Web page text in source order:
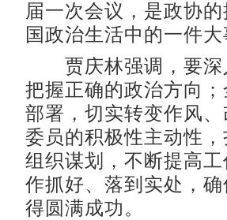
届一次会议，是政协
国政治生活中的一件大
贾庆林强调，要深
把握正确的政治方向
部署，切实转变作风
委员的积极性主动性
组织谋划，不断提高
作抓好、落到实处，
得圆满成功。